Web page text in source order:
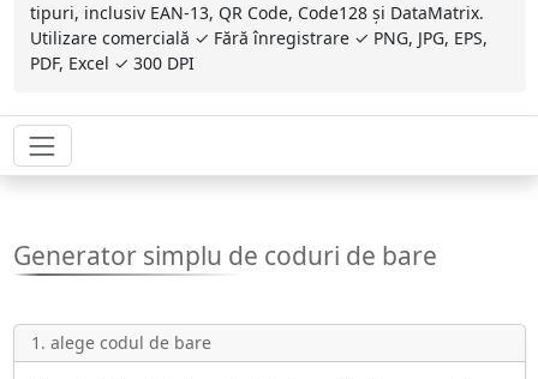
tipuri, inclusiv EAN-13, QR Code, Code128 și DataMatrix.
Utilizare comercială ✓ Fără înregistrare ✓ PNG, JPG, EPS,
PDF, Excel ✓ 300 DPI
Generator simplu de coduri de bare
1. alege codul de bare